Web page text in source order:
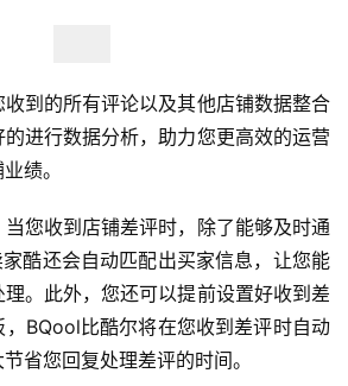
收到的所有评论以及其他店铺数据整合
进行数据分析，助力您更高效的运营
绩。
当您收到店铺差评时，除了能够及时通
酷还会自动匹配出买家信息，让您能
。此外，您还可以提前设置好收到差
BQool比酷尔将在您收到差评时自动
省您回复处理差评的时间。